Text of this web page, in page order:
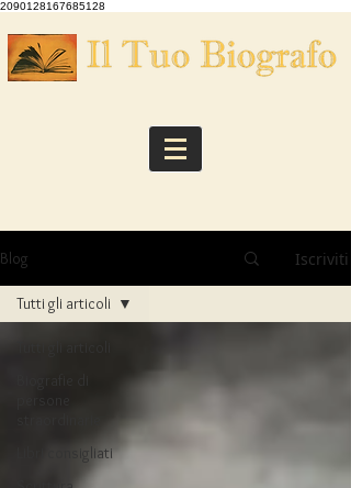
2090128167685128
Blog Iscriviti
Libri consigliati
Tutti gli articoli